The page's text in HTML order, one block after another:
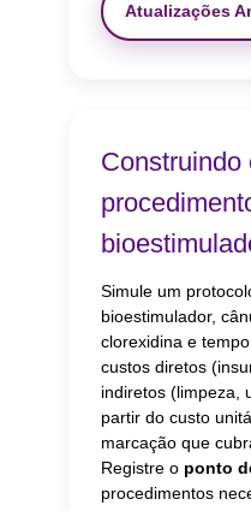
Atualizações
Construindo
Simule um
bioestimulador,
clorexidina e
custos diretos
indiretos (limpeza,
partir do custo
marcação que
Registre o ponto
procedimentos